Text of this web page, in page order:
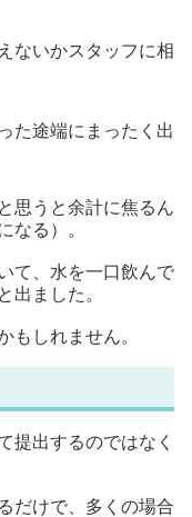
ないかスタッフに相
た途端にまったく出
思うと余計に焦るん
なる）。
て、水を一口飲んで
出ました。
もしれません。
提出するのではなく
だけで、多くの場合